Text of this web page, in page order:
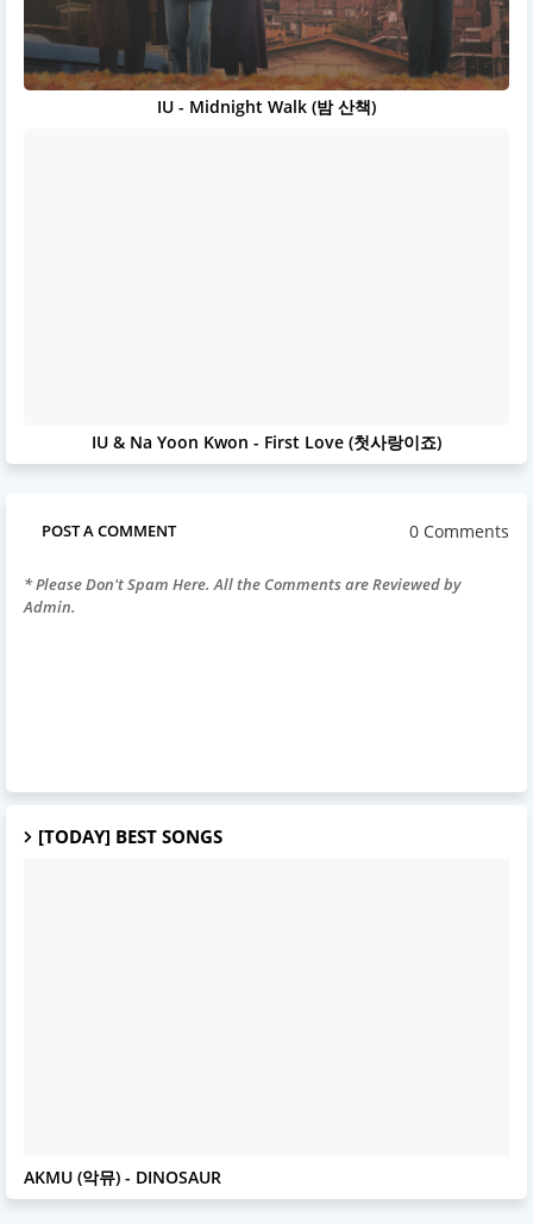
IU - Midnight Walk (밤 산책)
IU & Na Yoon Kwon - First Love (첫사랑이죠)
POST A COMMENT 0 Comments
* Please Don't Spam Here. All the Comments are Reviewed by
Admin.
[TODAY] BEST SONGS
AKMU
AKMU (악뮤) - DINOSAUR